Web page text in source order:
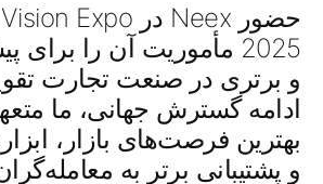
حضور Neex در
Expo
2025 مأموریت آن را برای
و برتری در صنعت تجارت
ادامه گسترش جهانی، ما
بهترین فرصت‌های بازار ،
و پشتیبانی برتر به